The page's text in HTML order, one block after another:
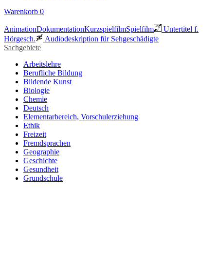
Warenkorb 0
AnimationDokumentationKurzspielfilmSpielfilm
Untertitel f.
Hörgesch.
Audiodeskription für Sehgeschädigte
Sachgebiete
Arbeitslehre
Berufliche Bildung
Bildende Kunst
Biologie
Chemie
Deutsch
Elementarbereich, Vorschulerziehung
Ethik
Freizeit
Fremdsprachen
Geographie
Geschichte
Gesundheit
Grundschule